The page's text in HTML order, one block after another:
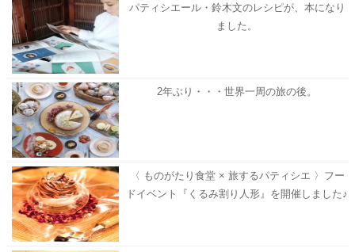
パティシエール・鈴木文のレシピが、本になり
ました。
2年ぶり・・・世界一周の旅の後。
〈 ものがたり食堂 × 旅するパティシエ 〉フー
ドイベント『くるみ割り人形』を開催しました♪